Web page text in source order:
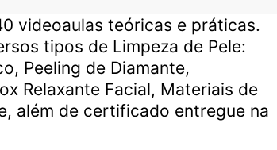
videoaulas teóricas e práticas.
tipos de Limpeza de Pele:
Peeling de Diamante,
Relaxante Facial, Materiais de
além de certificado entregue na